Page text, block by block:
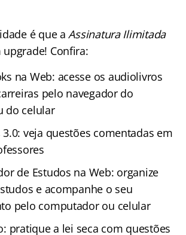
é que aAssinatura Ilimitada
Confira:
na Web: acesse os audiolivros
pelo navegador do
do celular
veja questões comentadas em
de Estudos na Web: organize
e acompanhe o seu
pelo computador ou celular
pratique a lei seca com questões